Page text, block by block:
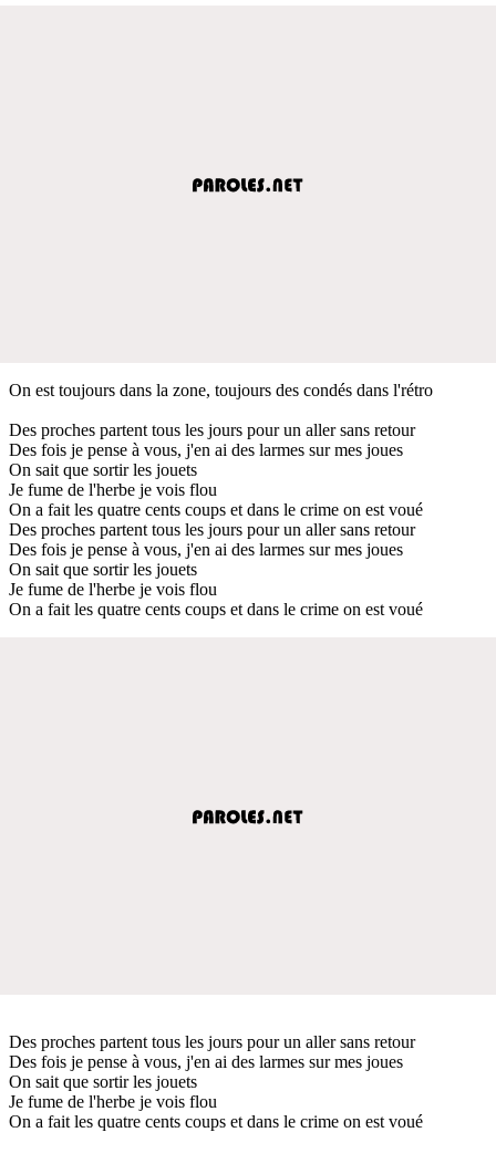
On est toujours dans la zone, toujours des condés dans l'rétro
Des proches partent tous les jours pour un aller sans retour
Des fois je pense à vous, j'en ai des larmes sur mes joues
On sait que sortir les jouets
Je fume de l'herbe je vois flou
On a fait les quatre cents coups et dans le crime on est voué
Des proches partent tous les jours pour un aller sans retour
Des fois je pense à vous, j'en ai des larmes sur mes joues
On sait que sortir les jouets
Je fume de l'herbe je vois flou
On a fait les quatre cents coups et dans le crime on est voué
Des proches partent tous les jours pour un aller sans retour
Des fois je pense à vous, j'en ai des larmes sur mes joues
On sait que sortir les jouets
Je fume de l'herbe je vois flou
On a fait les quatre cents coups et dans le crime on est voué